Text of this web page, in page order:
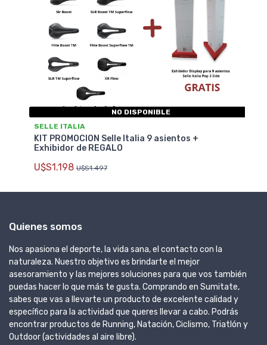
NO DISPONIBLE
SELLE ITALIA
KIT PROMOCION Selle Italia 9 asientos +
Exhibidor de REGALO
U$S1.198 U$S1.497
Quienes somos
Nos apasiona el deporte, la vida sana, el contacto con la
naturaleza. Nuestro objetivo es brindarte el mejor
asesoramiento y las mejores soluciones para que vos también
puedas hacer lo que más te gusta. Comprando en Sumitate,
sabes que vas a llevarte un producto de excelente calidad y
específico para la actividad que queres llevar a cabo. Podrás
encontrar productos de Running, Natación, Ciclismo, Triatlón y
Outdoor (actividades al aire libre).